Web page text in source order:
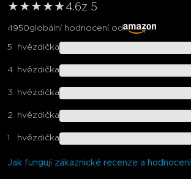
★ ★ ★ ★ ★
★4.6z 5
4950globální hodnocení od
5 hvězdička
4 hvězdička
3 hvězdička
2 hvězdička
1 hvězdička
Jak fungují zákaznické recenze a hodnocení